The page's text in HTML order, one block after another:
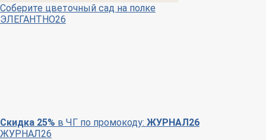
Соберите цветочный сад на полке
ЭЛЕГАНТНО26
Скидка 25% в ЧГ по промокоду: ЖУРНАЛ26
ЖУРНАЛ26